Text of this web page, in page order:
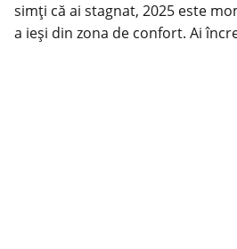
simți că ai stagnat, 2025 este
a ieși din zona de confort. Ai